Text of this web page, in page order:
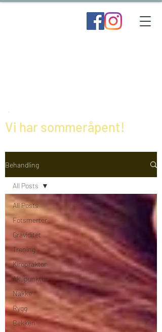
Vi har sommeråpent!
Behandling
All Posts
Fotsmerter
Graviditet
Trening
Kiropraktor
Akupunktur
Nakke
Rygg
Bekken
All Posts